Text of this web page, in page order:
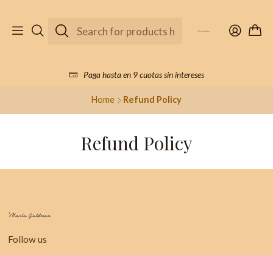
Paga hasta en 9 cuotas sin intereses
Home Refund Policy
Refund Policy
Follow us